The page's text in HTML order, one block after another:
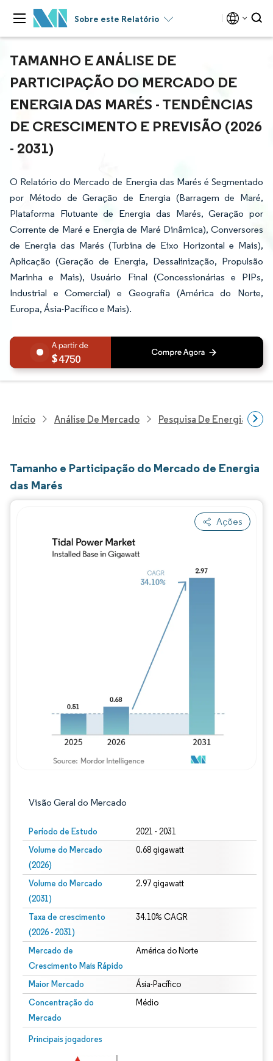
Sobre este Relatório
TAMANHO E ANÁLISE DE
PARTICIPAÇÃO DO MERCADO DE
ENERGIA DAS MARÉS - TENDÊNCIAS
DE CRESCIMENTO E PREVISÃO (2026
- 2031)
O Relatório do Mercado de Energia das Marés é Segmentado
por Método de Geração de Energia (Barragem de Maré,
Plataforma Flutuante de Energia das Marés, Geração por
Corrente de Maré e Energia de Maré Dinâmica), Conversores
de Energia das Marés (Turbina de Eixo Horizontal e Mais),
Aplicação (Geração de Energia, Dessalinização, Propulsão
Marinha e Mais), Usuário Final (Concessionárias e PIPs,
Industrial e Comercial) e Geografia (América do Norte,
Europa, Ásia-Pacífico e Mais).
4750
Início Análise De Mercado Pesquisa De Energia E
Tamanho e Participação do Mercado de Energia
das Marés
Ações
Visão Geral do Mercado
Período de Estudo 2021 - 2031
Volume do Mercado
(2026)
0.68 gigawatt
Volume do Mercado
(2031)
2.97 gigawatt
Taxa de crescimento
(2026 - 2031)
34.10% CAGR
Mercado de
Crescimento Mais Rápido
América do Norte
Maior Mercado Ásia-Pacífico
Concentração do
Mercado
Médio
Principais jogadores
Imagem © Mordor Intelligence. O reuso requer atribuição conforme CC BY 4.0.
Imagem © Mordor Intelligence. O reuso